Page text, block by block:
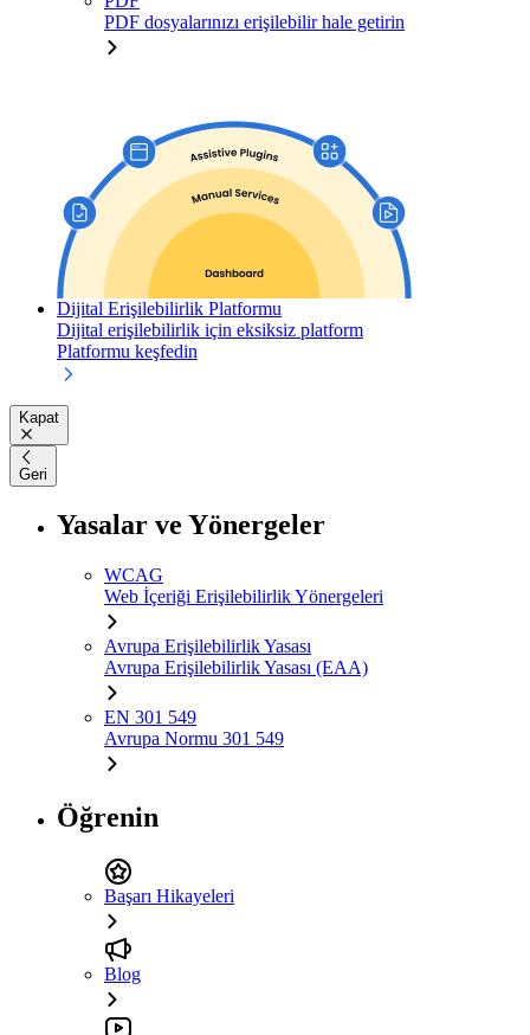
PDF dosyalarınızı erişilebilir hale getirin
Dijital Erişilebilirlik Platformu
Dijital erişilebilirlik için eksiksiz platform
Platformu keşfedin
Kapat
Geri
Yasalar ve Yönergeler
WCAG
Web İçeriği Erişilebilirlik Yönergeleri
Avrupa Erişilebilirlik Yasası
Avrupa Erişilebilirlik Yasası (EAA)
EN 301 549
Avrupa Normu 301 549
Öğrenin
Başarı Hikayeleri
Blog